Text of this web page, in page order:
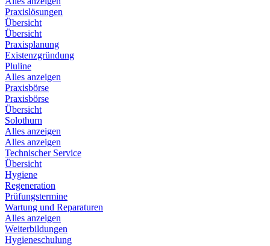
Praxislösungen
Übersicht
Übersicht
Praxisplanung
Existenzgründung
Pluline
Alles anzeigen
Praxisbörse
Praxisbörse
Übersicht
Solothurn
Alles anzeigen
Alles anzeigen
Technischer Service
Übersicht
Hygiene
Regeneration
Prüfungstermine
Wartung und Reparaturen
Alles anzeigen
Weiterbildungen
Hygieneschulung